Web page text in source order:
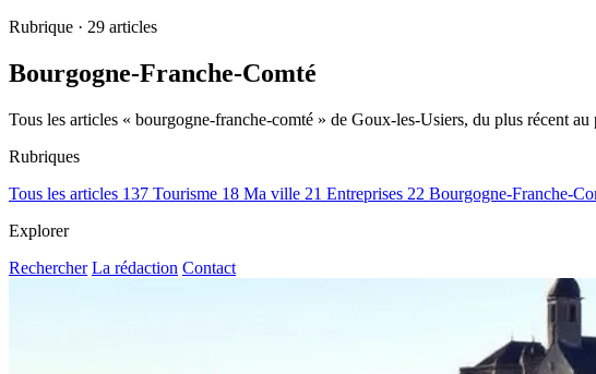
Rubrique · 29 articles
Bourgogne-Franche-Comté
Tous les articles « bourgogne-franche-comté » de Goux-les-Usiers, du plus récent au
Rubriques
Tous les articles 137 Tourisme 18 Ma ville 21 Entreprises 22 Bourgogne-Franche-
Explorer
Rechercher La rédaction Contact